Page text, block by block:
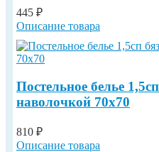
445 ₽
Описание товара
Постельное белье
наволочкой 70х70
810 ₽
Описание товара